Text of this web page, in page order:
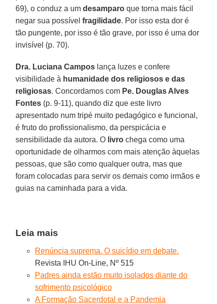
69), o conduz a umdesamparo que torna mais fácil
negar sua possívelfragilidade. Por isso esta dor é
tão pungente, por isso é tão grave, por isso é uma dor
invisível (p. 70).
Dra. Luciana Campos lança luzes e confere
visibilidade à humanidade dos religiosos e das
religiosas. Concordamos com Pe. Douglas Alves
Fontes (p. 9-11), quando diz que este livro
apresentado num tripé muito pedagógico e funcional,
é fruto do profissionalismo, da perspicácia e
sensibilidade da autora. O livro chega como uma
oportunidade de olharmos com mais atenção àquelas
pessoas, que são como qualquer outra, mas que
foram colocadas para servir os demais como irmãos e
guias na caminhada para a vida.
Leia mais
Renúncia suprema. O suicídio em debate.
Revista IHU On-Line, Nº 515
Padres ainda estão muito isolados diante do
sofrimento psicológico
A Formação Sacerdotal e a Pandemia